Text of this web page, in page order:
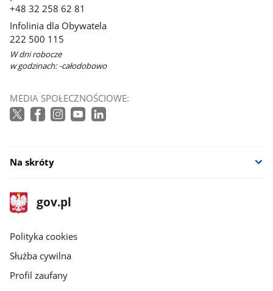
+48 32 258 62 81
Infolinia dla Obywatela
222 500 115
W dni robocze
w godzinach: -całodobowo
MEDIA SPOŁECZNOŚCIOWE:
Na skróty
stopka
gov.pl
Strona
gov.pl
gov.pl
Polityka cookies
Służba cywilna
Profil zaufany